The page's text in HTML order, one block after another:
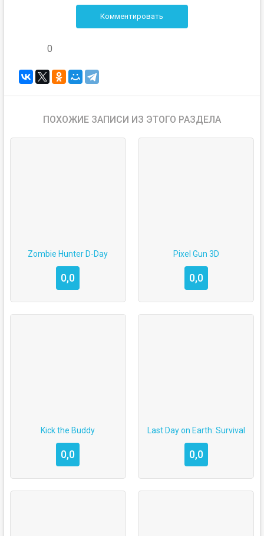
Комментировать
0
ПОХОЖИЕ ЗАПИСИ ИЗ ЭТОГО РАЗДЕЛА
Zombie Hunter D-Day
0,0
Pixel Gun 3D
0,0
Kick the Buddy
0,0
Last Day on Earth: Survival
0,0